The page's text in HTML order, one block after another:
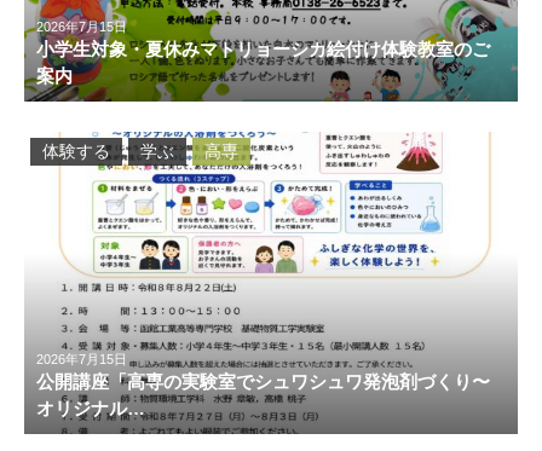
2026年7月15日
小学生対象・夏休みマトリョーシカ絵付け体験教室のご
案内
2026年7月15日
公開講座「高専の実験室でシュワシュワ発泡剤づくり〜
オリジナル…
体験する 学ぶ 高専